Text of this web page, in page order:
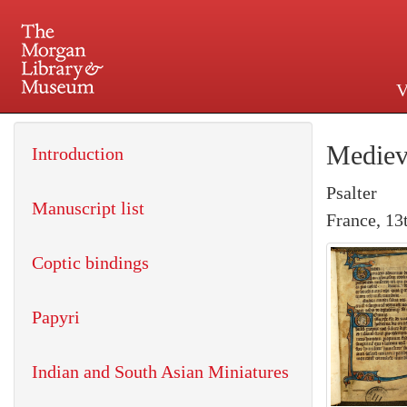
225 Madison Avenue at
Psalter
France,
Introduction
Manuscript list
Coptic bindings
Papyri
Indian and South Asian Miniatures